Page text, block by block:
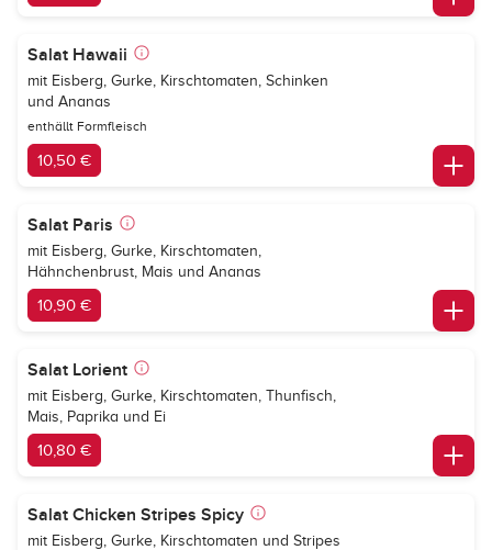
Salat Hawaii
mit Eisberg, Gurke, Kirschtomaten, Schinken
und Ananas
enthällt Formfleisch
10,50 €
Salat Paris
mit Eisberg, Gurke, Kirschtomaten,
Hähnchenbrust, Mais und Ananas
10,90 €
Salat Lorient
mit Eisberg, Gurke, Kirschtomaten, Thunfisch,
Mais, Paprika und Ei
10,80 €
Salat Chicken Stripes Spicy
mit Eisberg, Gurke, Kirschtomaten und Stripes